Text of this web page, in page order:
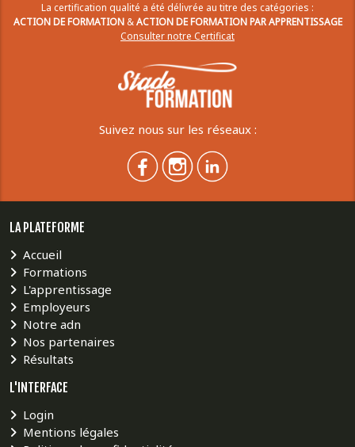
La certification qualité a été délivrée au titre des catégories :
ACTION DE FORMATION&ACTION DE FORMATION PAR APPRENTISSAGE
Consulter notre Certificat
Suivez nous sur les réseaux :
LA PLATEFORME
Accueil
Formations
L'apprentissage
Employeurs
Notre adn
Nos partenaires
Résultats
L'INTERFACE
Login
Mentions légales